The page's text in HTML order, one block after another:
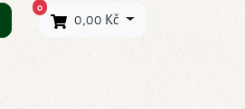
0×
0,00 Kč